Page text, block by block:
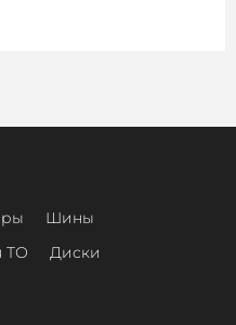
Шины
ТО Диски